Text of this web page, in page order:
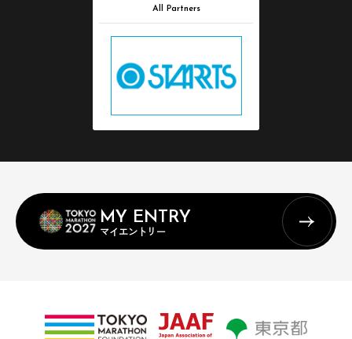
All Partners
MY ENTRY
マイエントリー